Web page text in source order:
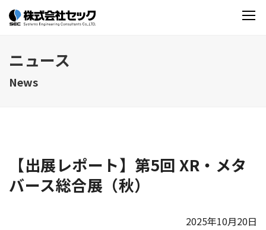
ニュース
News
【出展レポート】第5回 XR・メタ
バース総合展（秋）
2025年10月20日